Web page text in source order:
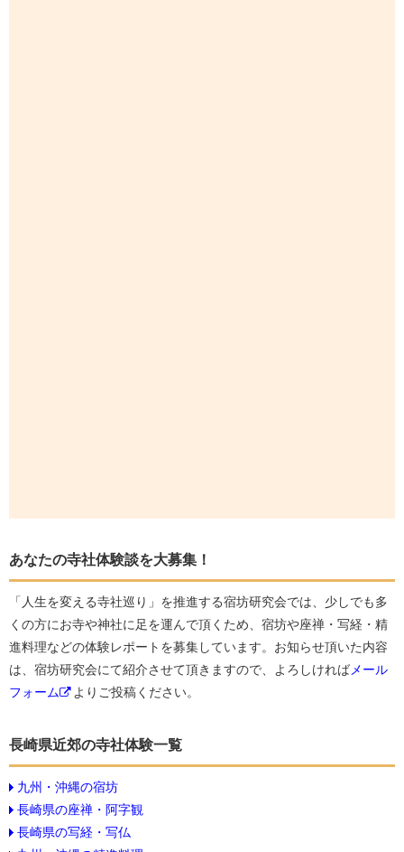
あなたの寺社体験談を大募集！
「人生を変える寺社巡り」を推進する宿坊研究会では、少しでも多
くの方にお寺や神社に足を運んで頂くため、宿坊や座禅・写経・精
進料理などの体験レポートを募集しています。お知らせ頂いた内容
は、宿坊研究会にて紹介させて頂きますので、よろしければメール
フォーム
よりご投稿ください。
長崎県近郊の寺社体験一覧
九州・沖縄の宿坊
長崎県の座禅・阿字観
長崎県の写経・写仏